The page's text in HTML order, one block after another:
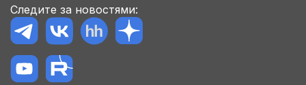
Следите за новостями: